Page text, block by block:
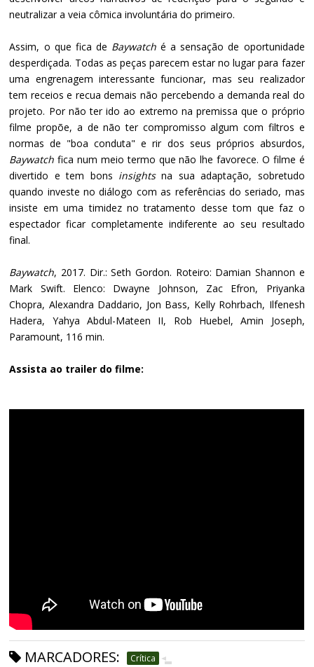
neutralizar a veia cômica involuntária do primeiro.
Assim, o que fica de Baywatché a sensação de oportunidade
desperdiçada. Todas as peças parecem estar no lugar para fazer
uma engrenagem interessante funcionar, mas seu realizador
tem receios e recua demais não percebendo a demanda real do
projeto. Por não ter ido ao extremo na premissa que o próprio
filme propõe, a de não ter compromisso algum com filtros e
normas de "boa conduta" e rir dos seus próprios absurdos,
Baywatchfica num meio termo que não lhe favorece. O filme é
divertido e tem bons insightsna sua adaptação, sobretudo
quando investe no diálogo com as referências do seriado, mas
insiste em uma timidez no tratamento desse tom que faz o
espectador ficar completamente indiferente ao seu resultado
final.
Baywatch, 2017. Dir.: Seth Gordon. Roteiro: Damian Shannon e
Mark Swift. Elenco: Dwayne Johnson, Zac Efron, Priyanka
Chopra, Alexandra Daddario, Jon Bass, Kelly Rohrbach, Ilfenesh
Hadera, Yahya Abdul-Mateen II, Rob Huebel, Amin Joseph,
Paramount, 116 min.
Assista ao trailer do filme:
MARCADORES: Crítica